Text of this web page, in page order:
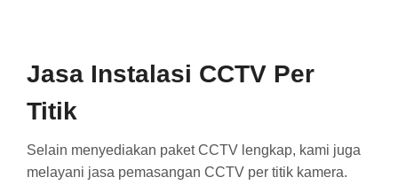
Jasa Instalasi CCTV Per
Titik
Selain menyediakan paket CCTV lengkap, kami juga
melayani jasa pemasangan CCTV per titik kamera.